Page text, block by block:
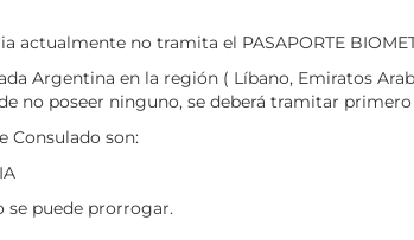
actualmente no tramita el PASAPORTE
Argentina en la región ( Líbano, Emiratos
no poseer ninguno, se deberá tramitar
Consulado son:
se puede prorrogar.